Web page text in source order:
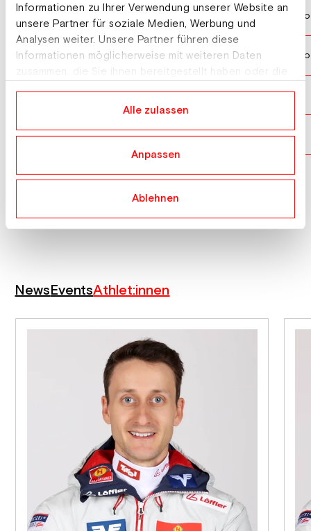
Informationen zu Ihrer Verwendung unserer Website an
unsere Partner für soziale Medien, Werbung und
Analysen weiter. Unsere Partner führen diese
Informationen möglicherweise mit weiteren Daten
Alle zulassen
Anpassen
Ablehnen
Weltcup Normalschanze Damen Ljubno
10.01.2026 Weltcup Normalschanze Damen Ljubno
05.12.2025 Weltcup Großschanze Damen Wisla
30.11.2025 Weltcup Großschanze Damen Falun
NewsEventsAthlet:innen